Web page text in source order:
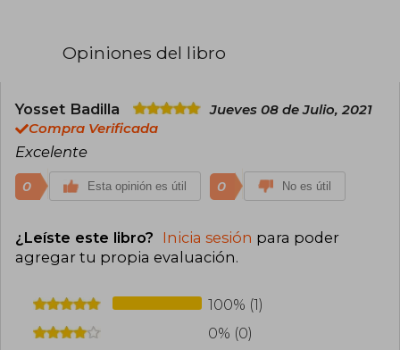
Opiniones del libro
Yosset Badilla
Jueves 08 de Julio, 2021
Compra Verificada
Excelente
0 Esta opinión es útil 0 No es útil
¿Leíste este libro? Inicia sesión para poder
agregar tu propia evaluación.
100% (1)
0% (0)